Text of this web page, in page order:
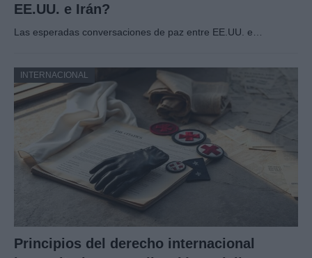
EE.UU. e Irán?
Las esperadas conversaciones de paz entre EE.UU. e…
INTERNACIONAL
Principios del derecho internacional